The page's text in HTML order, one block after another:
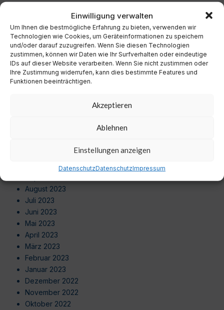
Einwilligung verwalten
Um Ihnen die bestmögliche Erfahrung zu bieten, verwenden wir
Technologien wie Cookies, um Geräteinformationen zu speichern
und/oder darauf zuzugreifen. Wenn Sie diesen Technologien
zustimmen, können wir Daten wie Ihr Surfverhalten oder eindeutige
IDs auf dieser Website verarbeiten. Wenn Sie nicht zustimmen oder
Ihre Zustimmung widerrufen, kann dies bestimmte Features und
Funktionen beeinträchtigen.
Akzeptieren
Ablehnen
Einstellungen anzeigen
DatenschutzDatenschutzImpressum
Dezember 2024
November 2024
Oktober 2024
September 2024
August 2024
Juli 2024
Juni 2024
Mai 2024
November 2023
Oktober 2023
August 2023
Juli 2023
Juni 2023
Mai 2023
April 2023
März 2023
Februar 2023
Januar 2023
Dezember 2022
November 2022
Oktober 2022